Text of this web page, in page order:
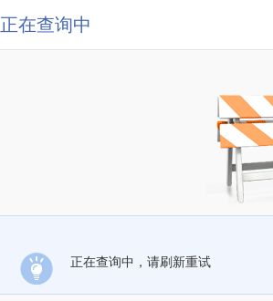
正在查询中
正在查询中，请刷新重试